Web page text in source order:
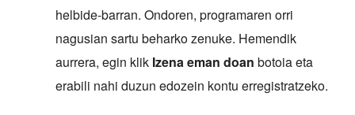
helbide-barran. Ondoren, programaren orri
nagusian sartu beharko zenuke. Hemendik
aurrera, egin klik Izena eman doan botoia eta
erabili nahi duzun edozein kontu erregistratzeko.